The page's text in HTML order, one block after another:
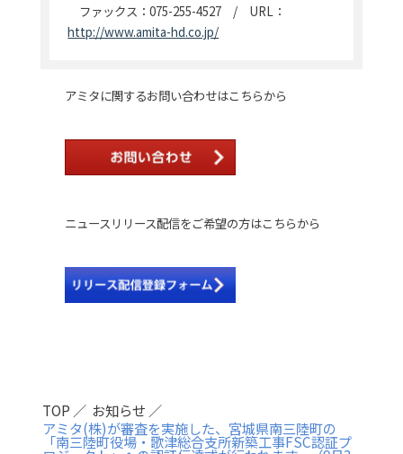
ファックス：075-255-4527 / URL：
http://www.amita-hd.co.jp/
アミタに関するお問い合わせはこちらから
ニュースリリース配信をご希望の方はこちらから
TOP
お知らせ
アミタ(株)が審査を実施した、宮城県南三陸町の
「南三陸町役場・歌津総合支所新築工事FSC認証プ